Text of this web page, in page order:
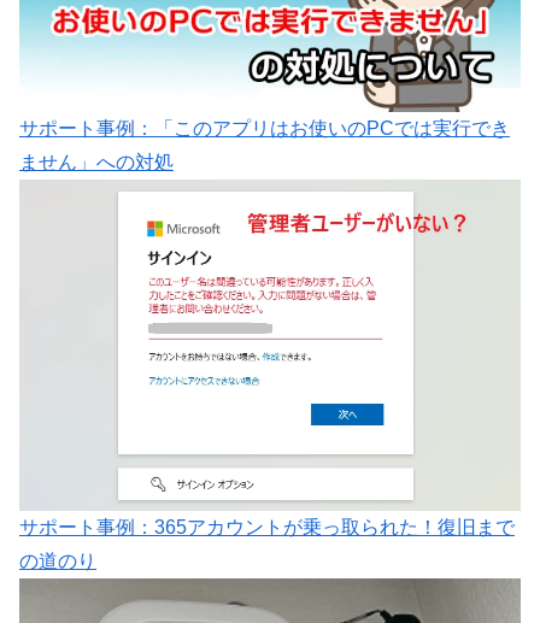
サポート事例：「このアプリはお使いのPCでは実行でき
ません」への対処
サポート事例：365アカウントが乗っ取られた！復旧まで
の道のり